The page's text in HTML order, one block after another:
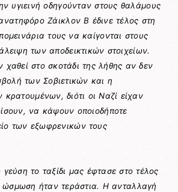
υγιεινή οδηγούνταν στους θαλάμους
Ζάικλον Β έδινε τέλος στη
τους να καίγονται στους
των αποδεικτικών στοιχείων.
στο σκοτάδι της λήθης αν δεν
των Σοβιετικών και η
διότι οι Ναζί είχαν
να κάψουν οποιοδήποτε
των εξωφρενικών τους
το ταξίδι μας έφτασε στο τέλος
ώσμωση ήταν τεράστια. Η ανταλλαγή